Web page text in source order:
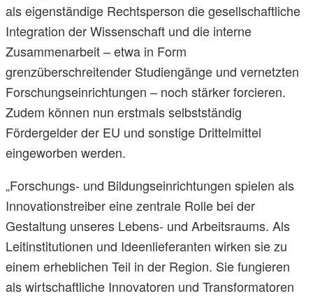
als eigenständige Rechtsperson die gesellschaftliche
Integration der Wissenschaft und die interne
Zusammenarbeit – etwa in Form
grenzüberschreitender Studiengänge und vernetzten
Forschungseinrichtungen – noch stärker forcieren.
Zudem können nun erstmals selbstständig
Fördergelder der EU und sonstige Drittelmittel
eingeworben werden.
„Forschungs- und Bildungseinrichtungen spielen als
Innovationstreiber eine zentrale Rolle bei der
Gestaltung unseres Lebens- und Arbeitsraums. Als
Leitinstitutionen und Ideenlieferanten wirken sie zu
einem erheblichen Teil in der Region. Sie fungieren
als wirtschaftliche Innovatoren und Transformatoren